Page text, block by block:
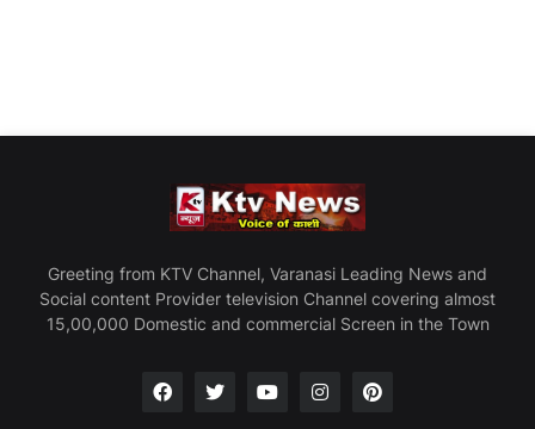
Greeting from KTV Channel, Varanasi Leading News and
Social content Provider television Channel covering almost
15,00,000 Domestic and commercial Screen in the Town